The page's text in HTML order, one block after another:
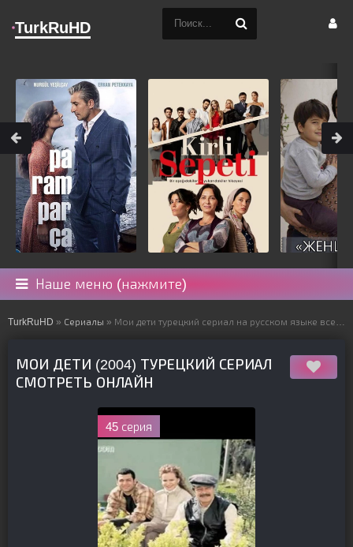
Наше меню (нажмите)
TurkRuHD » Сериалы » Мои дети турецкий сериал на русском языке все серии смотреть онлайн бесплатно подряд
МОИ ДЕТИ (2004) ТУРЕЦКИЙ СЕРИАЛ
СМОТРЕТЬ ОНЛАЙН
45 серия
TurkRuHD